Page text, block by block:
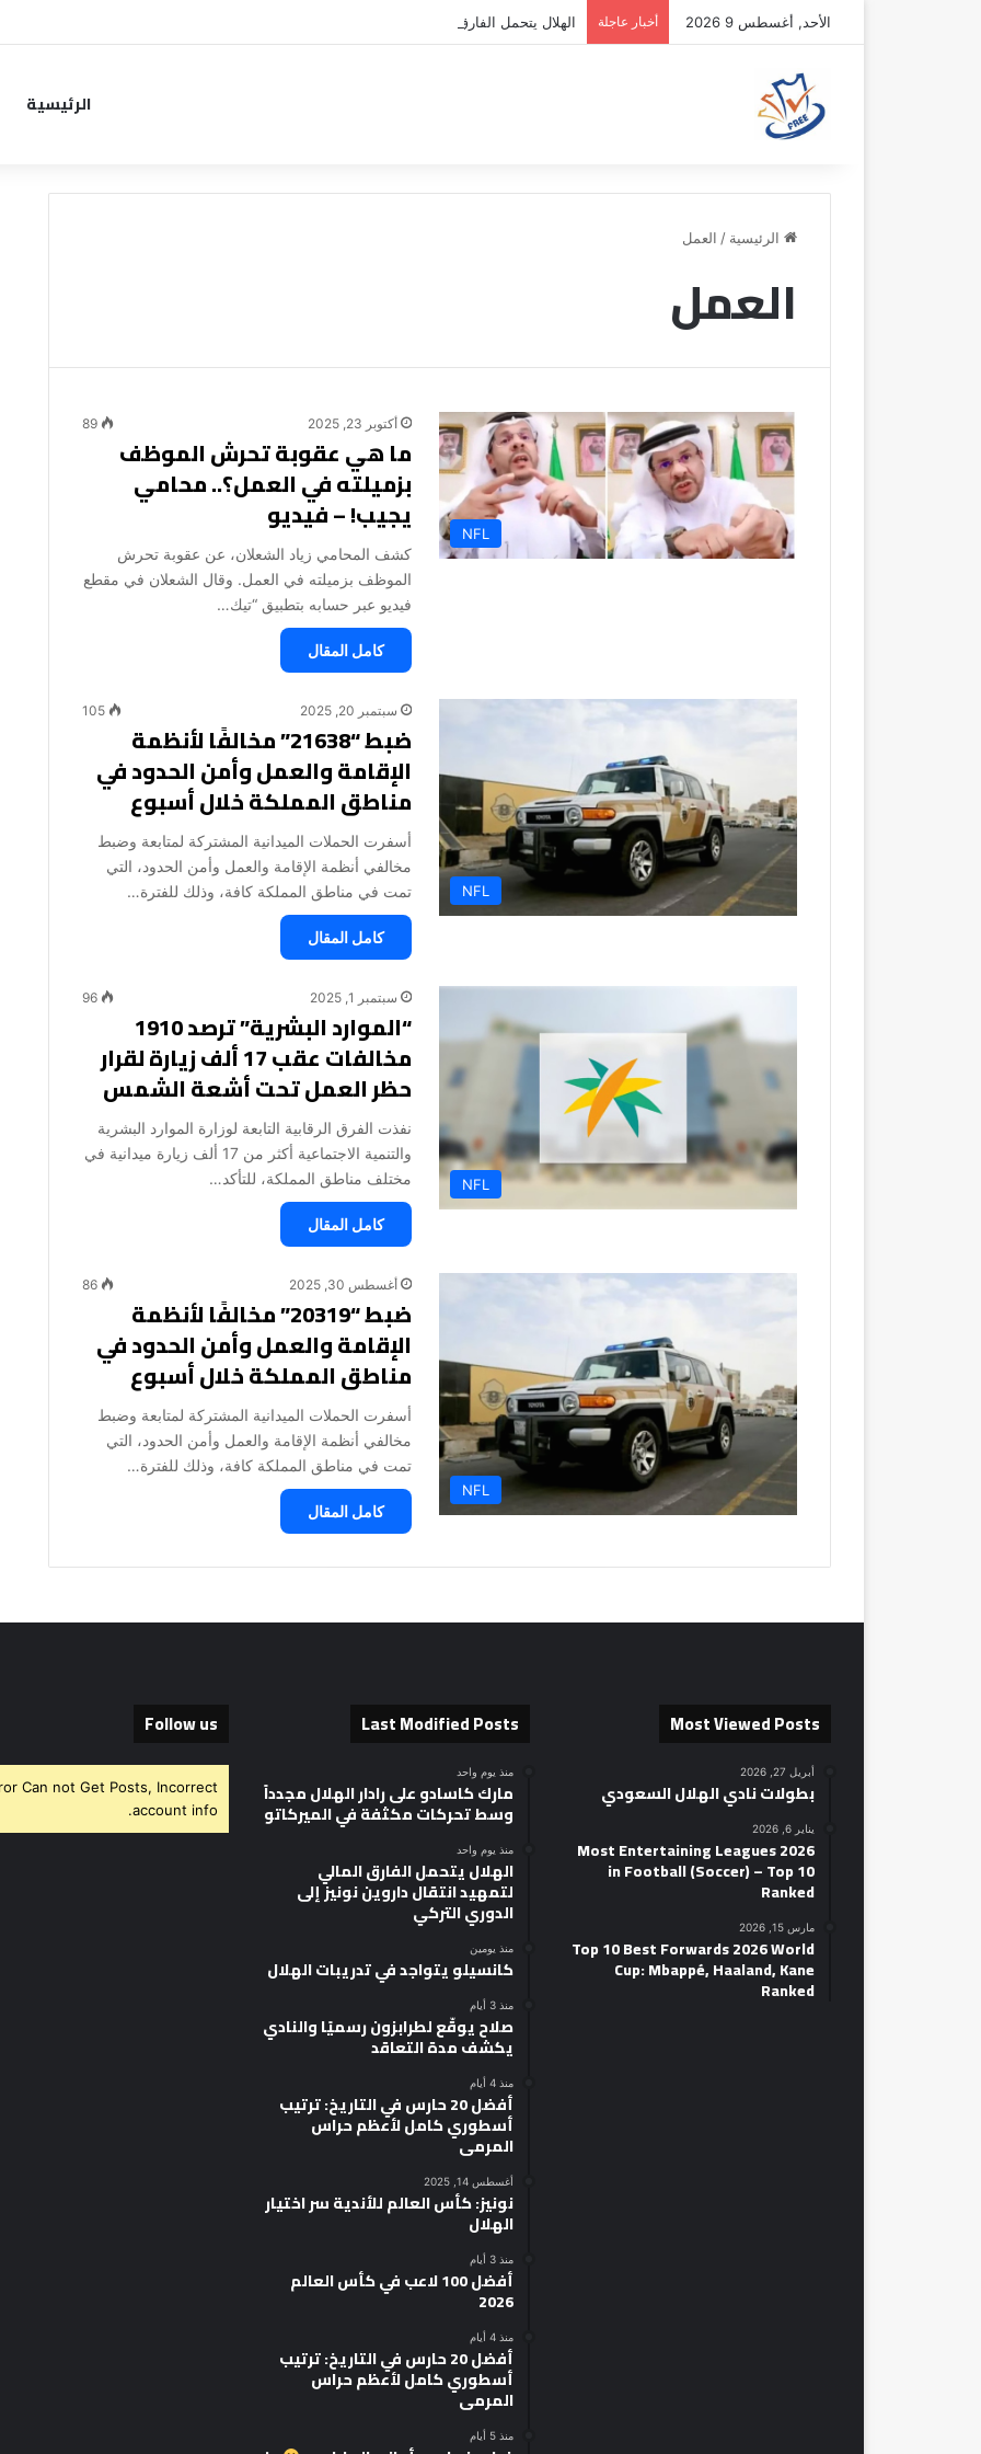
الأحد, أغسطس 9 2026 أخبار عاجلة الهلال يتحمل الفارق المالي لتمهيد انتقال داروين نونيز إلى الدوري التركي
الرئيسية
الرئيسية / العمل
العمل
NFL
أكتوبر 23, 2025 89
ما هي عقوبة تحرش الموظف
بزميلته في العمل؟.. محامي
يجيب! – فيديو
كشف المحامي زياد الشعلان، عن عقوبة تحرش
الموظف بزميلته في العمل. وقال الشعلان في مقطع
فيديو عبر حسابه بتطبيق “تيك…
كامل المقال
NFL
سبتمبر 20, 2025 105
ضبط “21638” مخالفًا لأنظمة
الإقامة والعمل وأمن الحدود في
مناطق المملكة خلال أسبوع
أسفرت الحملات الميدانية المشتركة لمتابعة وضبط
مخالفي أنظمة الإقامة والعمل وأمن الحدود، التي
تمت في مناطق المملكة كافة، وذلك للفترة…
كامل المقال
NFL
سبتمبر 1, 2025 96
“الموارد البشرية” ترصد 1910
مخالفات عقب 17 ألف زيارة لقرار
حظر العمل تحت أشعة الشمس
نفذت الفرق الرقابية التابعة لوزارة الموارد البشرية
والتنمية الاجتماعية أكثر من 17 ألف زيارة ميدانية في
مختلف مناطق المملكة، للتأكد…
كامل المقال
NFL
أغسطس 30, 2025 86
ضبط “20319” مخالفًا لأنظمة
الإقامة والعمل وأمن الحدود في
مناطق المملكة خلال أسبوع
أسفرت الحملات الميدانية المشتركة لمتابعة وضبط
مخالفي أنظمة الإقامة والعمل وأمن الحدود، التي
تمت في مناطق المملكة كافة، وذلك للفترة…
كامل المقال
Most Viewed Posts
أبريل 27, 2026
بطولات نادي الهلال السعودي
يناير 6, 2026
2026 Most Entertaining Leagues
in Football (Soccer) – Top 10
Ranked
مارس 15, 2026
Top 10 Best Forwards 2026 World
Cup: Mbappé, Haaland, Kane
Ranked
Last Modified Posts
منذ يوم واحد
مارك كاسادو على رادار الهلال مجدداً
وسط تحركات مكثفة في الميركاتو
منذ يوم واحد
الهلال يتحمل الفارق المالي
لتمهيد انتقال داروين نونيز إلى
الدوري التركي
منذ يومين
كانسيلو يتواجد في تدريبات الهلال
منذ 3 أيام
صلاح يوقّع لطرابزون رسميًا والنادي
يكشف مدة التعاقد
منذ 4 أيام
أفضل 20 حارس في التاريخ: ترتيب
أسطوري كامل لأعظم حراس
المرمى
أغسطس 14, 2025
نونيز: كأس العالم للأندية سر اختيار
الهلال
منذ 3 أيام
أفضل 100 لاعب في كأس العالم
2026
منذ 4 أيام
أفضل 20 حارس في التاريخ: ترتيب
أسطوري كامل لأعظم حراس
المرمى
منذ 5 أيام
Follow us
Can not Get Posts, Incorrect
account info.